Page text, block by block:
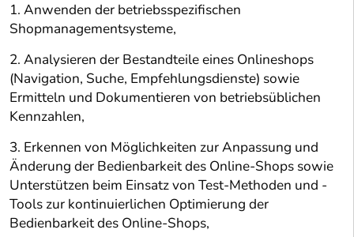
1. Anwenden der betriebsspezifischen
Shopmanagementsysteme,
2. Analysieren der Bestandteile eines Onlineshops
(Navigation, Suche, Empfehlungsdienste) sowie
Ermitteln und Dokumentieren von betriebsüblichen
Kennzahlen,
3. Erkennen von Möglichkeiten zur Anpassung und
Änderung der Bedienbarkeit des Online-Shops sowie
Unterstützen beim Einsatz von Test-Methoden und -
Tools zur kontinuierlichen Optimierung der
Bedienbarkeit des Online-Shops,